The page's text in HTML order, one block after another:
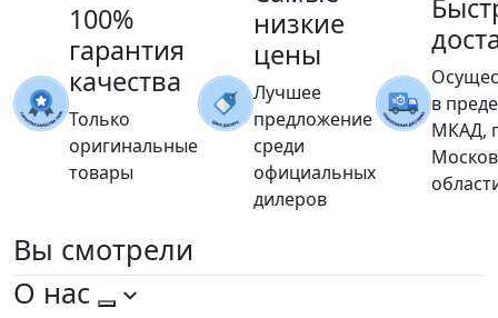
100%
гарантия
качества
Только
оригинальные
товары
низкие
цены
Лучшее
предложение
среди
официальных
дилеров
в
МКАД,
Вы смотрели
О нас